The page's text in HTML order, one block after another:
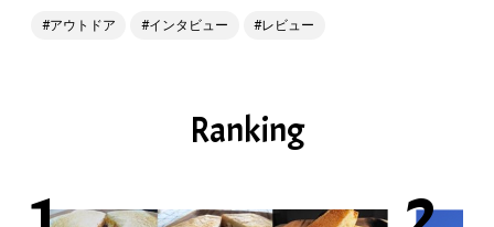
アウトドア インタビュー レビュー
Ranking